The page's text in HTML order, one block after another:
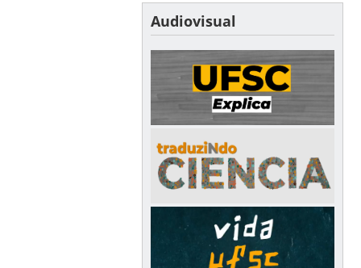
Audiovisual